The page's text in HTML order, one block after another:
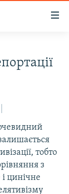
тобто
з
цинічне